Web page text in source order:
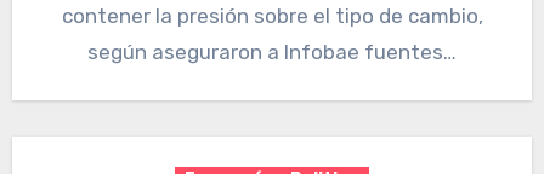
contener la presión sobre el tipo de cambio,
según aseguraron a Infobae fuentes…